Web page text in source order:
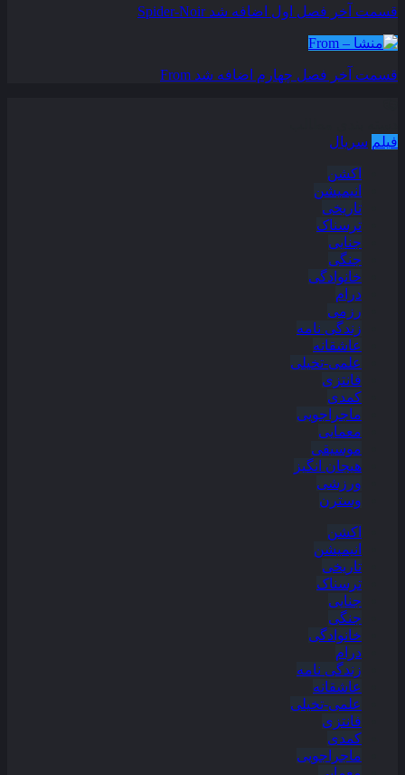
قسمت آخر فصل اول اضافه شد Spider-Noir
قسمت آخر فصل چهارم اضافه شد From
فیلم سریال
اکشن
انیمیشن
تاریخی
ترسناک
جنایی
جنگی
خانوادگی
درام
رزمی
زندگی نامه
عاشقانه
علمی-تخیلی
فانتزی
کمدی
ماجراجویی
معمایی
موسیقی
هیجان انگیز
ورزشی
وسترن
اکشن
انیمیشن
تاریخی
ترسناک
جنایی
جنگی
خانوادگی
درام
زندگی نامه
عاشقانه
علمی-تخیلی
فانتزی
کمدی
ماجراجویی